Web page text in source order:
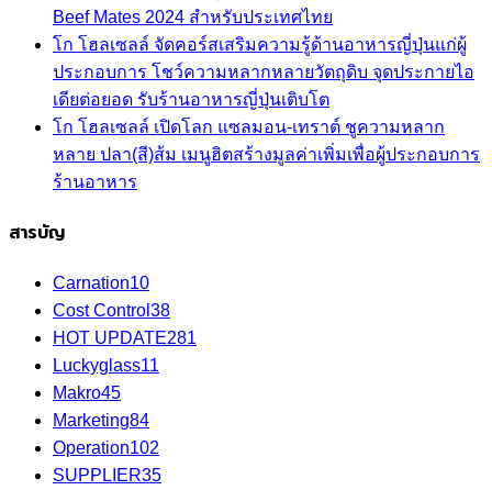
Beef Mates 2024 สำหรับประเทศไทย
โก โฮลเซลล์ จัดคอร์สเสริมความรู้ด้านอาหารญี่ปุ่นแก่ผู้
ประกอบการ โชว์ความหลากหลายวัตถุดิบ จุดประกายไอ
เดียต่อยอด รับร้านอาหารญี่ปุ่นเติบโต
โก โฮลเซลล์ เปิดโลก แซลมอน-เทราต์ ชูความหลาก
หลาย ปลา(สี)ส้ม เมนูฮิตสร้างมูลค่าเพิ่มเพื่อผู้ประกอบการ
ร้านอาหาร
สารบัญ
Carnation10
Cost Control 38
HOT UPDATE281
Luckyglass11
Makro45
Marketing84
Operation102
SUPPLIER35